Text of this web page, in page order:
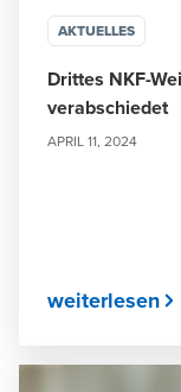
AKTUELLES
Drittes NKF-
verabschiedet
APRIL 11, 2024
weiterlesen